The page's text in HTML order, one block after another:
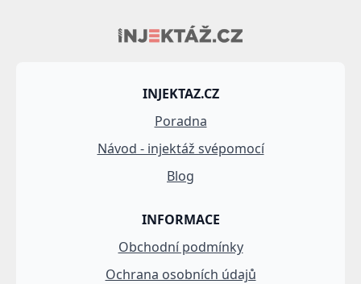
INJEKTAZ.CZ
Poradna
Návod - injektáž svépomocí
Blog
INFORMACE
Obchodní podmínky
Ochrana osobních údajů